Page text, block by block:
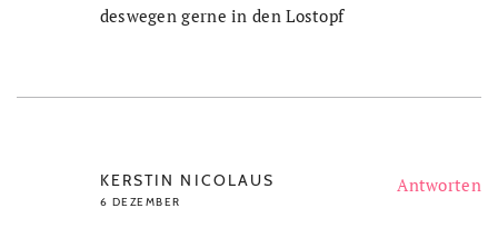
deswegen gerne in den Lostopf
KERSTIN NICOLAUS
6 DEZEMBER
Antworten